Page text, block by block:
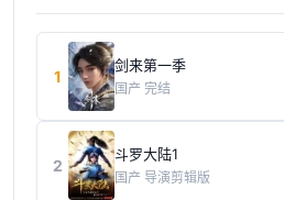
1
剑来第一季
国产 完结
2
斗罗大陆1
国产 导演剪辑版